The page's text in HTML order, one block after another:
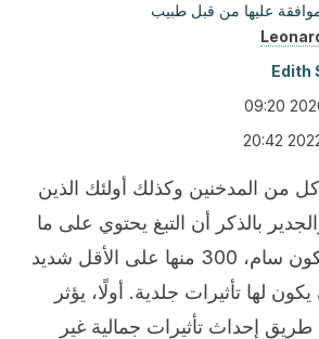
عليها من قبل طبيب
Edith
كل من المدخنين وكذلك أولئك الذين
بالذكر أن التبغ يحتوي على ما
يقرب من 4000 مكون سام، 300 منها على الأقل شديد
لها تأثيرات جلدية. أولًا، يؤثر
طريق إحداث تأثيرات جمالية غير